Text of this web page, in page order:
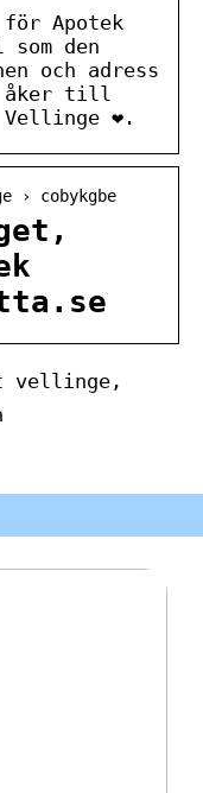
Apotek
den
och adress
åker till
❤.
› cobykgbe
vellinge,